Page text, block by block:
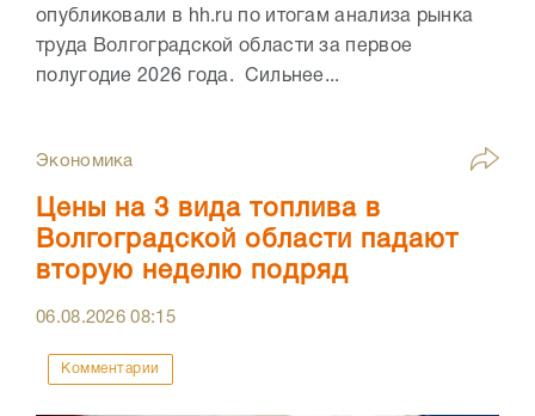
опубликовали в hh.ru по итогам анализа рынка
труда Волгоградской области за первое
полугодие 2026 года. Сильнее...
Экономика
Цены на 3 вида топлива в
Волгоградской области падают
вторую неделю подряд
06.08.202608:15
Комментарии